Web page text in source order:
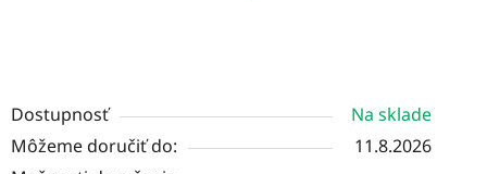
Dostupnosť
Na sklade
Môžeme doručiť do:
11.8.2026